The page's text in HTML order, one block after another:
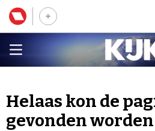
Helaas kon de
gevonden worden